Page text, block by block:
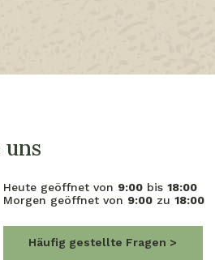
Heute geöffnet von 9:00bis 18:00
Morgen geöffnet von 9:00zu 18:00
Häufig gestellte Fragen